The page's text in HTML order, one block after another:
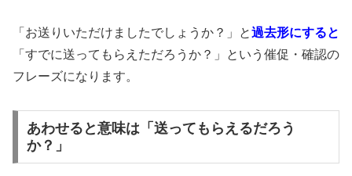
「お送りいただけましたでしょうか？」と過去形にすると
「すでに送ってもらえただろうか？」という催促・確認の
フレーズになります。
あわせると意味は「送ってもらえるだろう
か？」